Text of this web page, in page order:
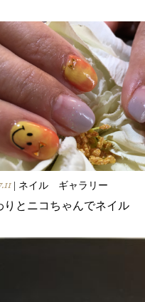
| ネイル ギャラリー
りとニコちゃんでネイル